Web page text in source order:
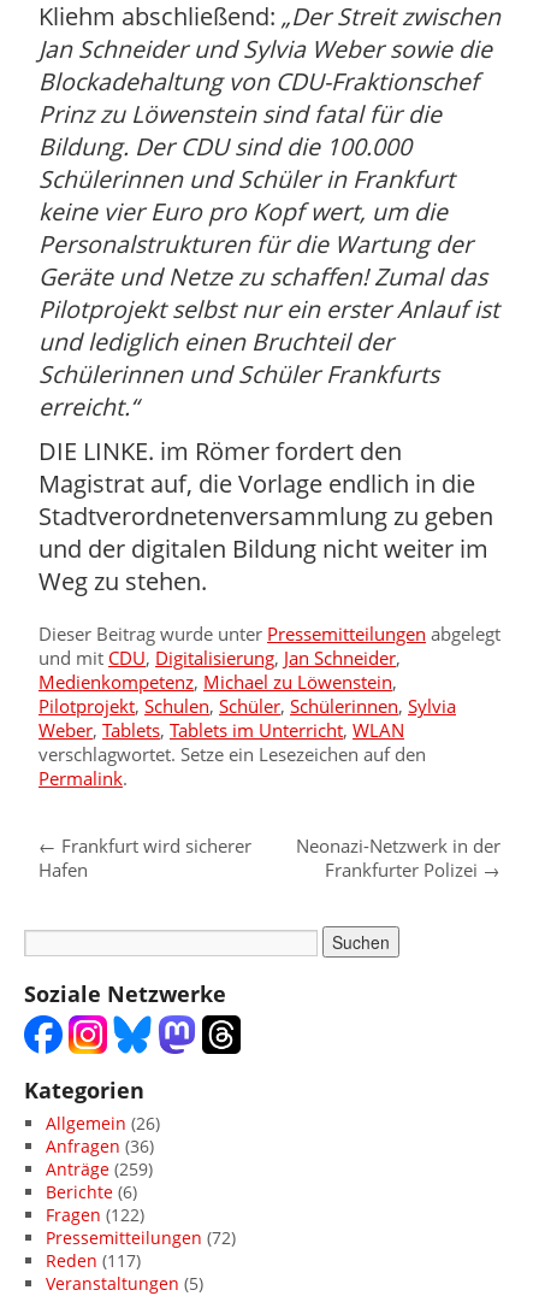
Kliehm abschließend:
Der Streit zwischen
Jan Schneider und Sylvia Weber sowie die
Blockadehaltung von CDU-Fraktionschef
Prinz zu Löwenstein sind fatal für die
Bildung. Der CDU sind die 100.000
Schülerinnen und Schüler in Frankfurt
keine vier Euro pro Kopf wert, um die
Personalstrukturen für die Wartung der
Geräte und Netze zu schaffen! Zumal das
Pilotprojekt selbst nur ein erster Anlauf ist
und lediglich einen Bruchteil der
Schülerinnen und Schüler Frankfurts
erreicht.
DIE LINKE. im Römer fordert den
Magistrat auf, die Vorlage endlich in die
Stadtverordnetenversammlung zu geben
und der digitalen Bildung nicht weiter im
Weg zu stehen.
Dieser Beitrag wurde unter Pressemitteilungen abgelegt
und mit CDU, Digitalisierung, Jan Schneider,
Medienkompetenz, Michael zu Löwenstein,
Pilotprojekt, Schulen, Schüler, Schülerinnen, Sylvia
Weber, Tablets, Tablets im Unterricht, WLAN
verschlagwortet. Setze ein Lesezeichen auf den
Permalink.
← Frankfurt wird sicherer
Hafen
Neonazi-Netzwerk in der
Frankfurter Polizei →
Soziale Netzwerke
Kategorien
Allgemein (26)
Anfragen (36)
Anträge (259)
Berichte (6)
Fragen (122)
Pressemitteilungen (72)
Reden (117)
Veranstaltungen (5)